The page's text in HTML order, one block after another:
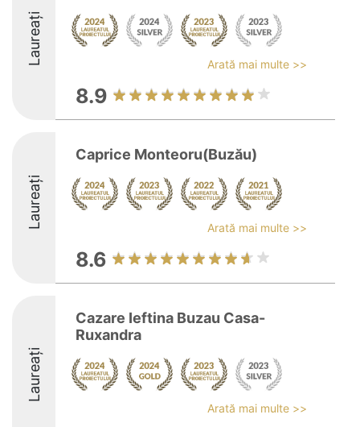
Laureați Arată mai multe >>
8.9
Laureați
Caprice Monteoru(Buzău)
Arată mai multe >>
8.6
Laureați
Cazare Ieftina Buzau Casa-
Ruxandra
Arată mai multe >>